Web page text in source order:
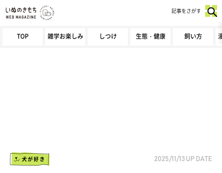
TOP 雑学お楽しみ しつけ 生態・健康 飼い方
記事をさがす
犬が好き 2025/11/13 UP DATE